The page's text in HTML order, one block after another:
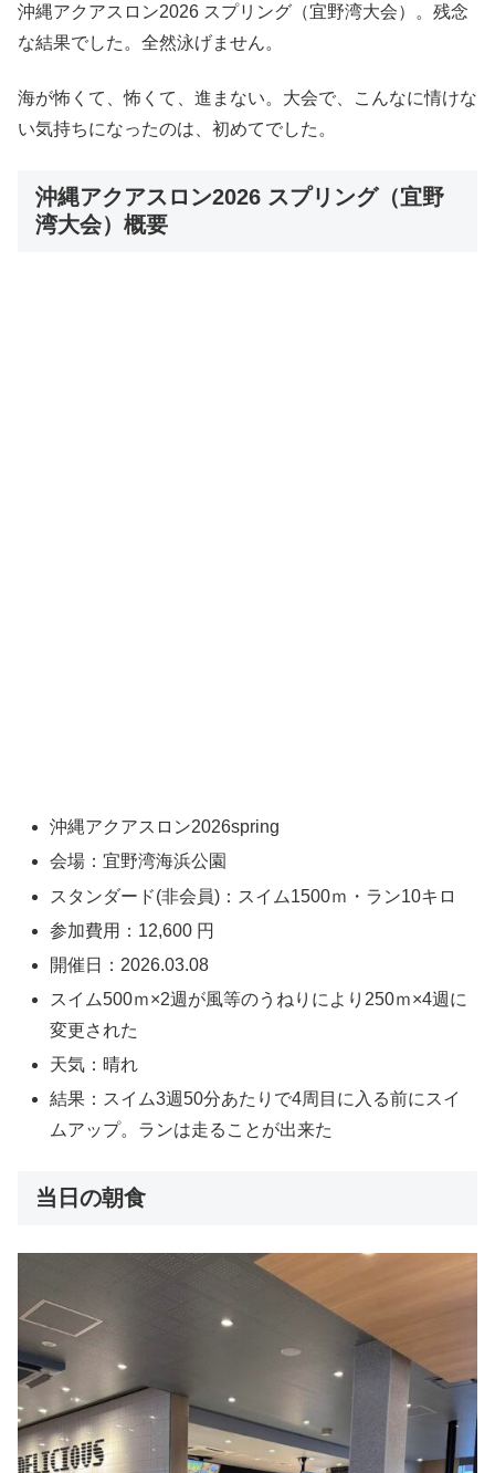
沖縄アクアスロン2026 スプリング（宜野湾大会）。残念
な結果でした。全然泳げません。
海が怖くて、怖くて、進まない。大会で、こんなに情けな
い気持ちになったのは、初めてでした。
沖縄アクアスロン2026 スプリング（宜野
湾大会）概要
沖縄アクアスロン2026spring
会場：宜野湾海浜公園
スタンダード(非会員)：スイム1500ｍ・ラン10キロ
参加費用：12,600 円
開催日：2026.03.08
スイム500ｍ×2週が風等のうねりにより250ｍ×4週に
変更された
天気：晴れ
結果：スイム3週50分あたりで4周目に入る前にスイ
ムアップ。ランは走ることが出来た
当日の朝食